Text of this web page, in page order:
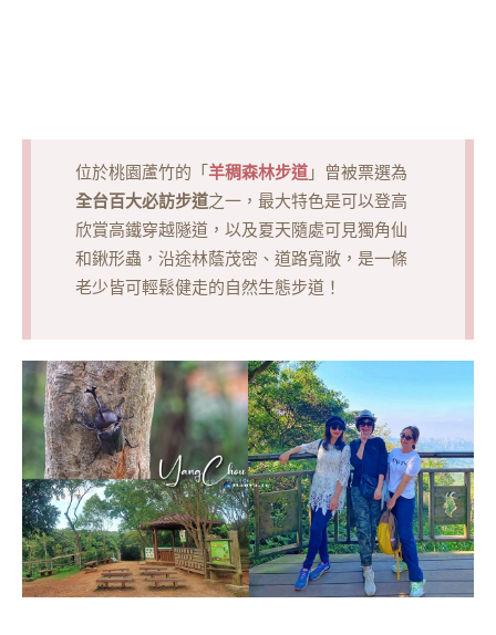
位於桃園蘆竹的「羊稠森林步道 」曾被票選為
全台百大必訪步道之一，最大特色是可以登高
欣賞高鐵穿越隧道，以及夏天隨處可見獨角仙
和鍬形蟲，沿途林蔭茂密、道路寬敞，是一條
老少皆可輕鬆健走的自然生態步道！